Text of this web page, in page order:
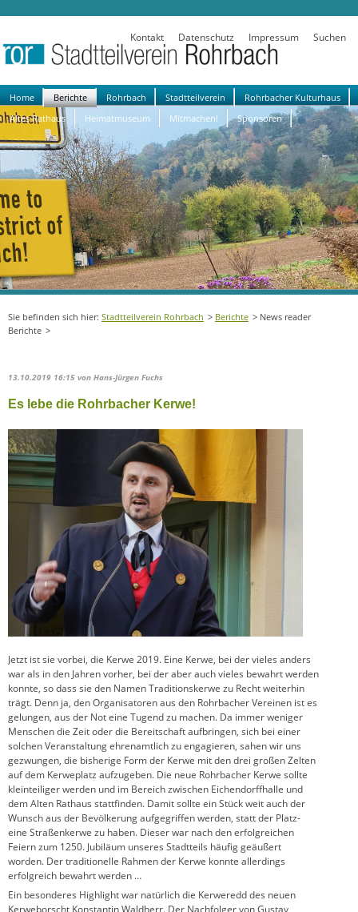
Kontakt Datenschutz Impressum Suchen
Navigation
überspringen
Home Berichte Rohrbach Stadtteilverein
Rohrbacher Kulturhaus
Altes Rathaus
Heimatmuseum Mitmachen! Sponsoren
Stadtteilverein Rohrbach Berichte
News reader
Berichte
13.10.2019 16:15 von Hans-Jürgen Fuchs
Es lebe die Rohrbacher Kerwe!
Jetzt ist sie vorbei, die Kerwe 2019. Eine Kerwe, bei der vieles anders
war als in den Jahren vorher, bei der aber auch vieles bewahrt werden
konnte, so dass sie den Namen Traditionskerwe zu Recht weiterhin
trägt. Denn ja, den Organisatoren aus den Rohrbacher Vereinen ist es
gelungen, aus der Not eine Tugend zu machen. Da immer weniger
Menschen die Zeit oder die Bereitschaft aufbringen, sich bei einer
solchen Veranstaltung ehrenamtlich zu engagieren, sahen wir uns
gezwungen, die bisherige Form der Kerwe mit den drei großen Zelten
auf dem Kerweplatz aufzugeben. Die neue Rohrbacher Kerwe sollte
kleinteiliger werden und im Bereich zwischen Eichendorffhalle und
dem Alten Rathaus stattfinden. Damit sollte ein Stück weit auch der
Wunsch aus der Bevölkerung aufgegriffen werden, statt der Platz-
eine Straßenkerwe zu haben. Dieser war nach den erfolgreichen
Feiern zum 1250. Jubiläum unseres Stadtteils häufig geäußert
worden. Der traditionelle Rahmen der Kerwe konnte allerdings
erfolgreich bewahrt werden …
Ein besonderes Highlight war natürlich die Kerweredd des neuen